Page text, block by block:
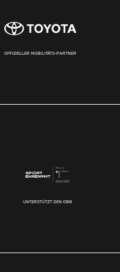
OFFIZIELLER MOBILITÄTS-PARTNER
UNTERSTÜTZT DEN DBB